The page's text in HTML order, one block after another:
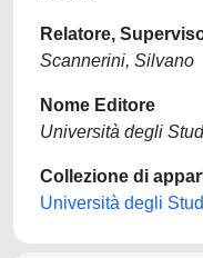
Relatore,
Scannerini, Silvano
Nome Editore
Università degli
Collezione di
Università degli